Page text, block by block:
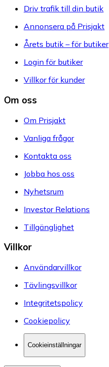
Driv trafik till din butik
Annonsera på Prisjakt
Årets butik – för butiker
Login för butiker
Villkor för kunder
Om oss
Om Prisjakt
Vanliga frågor
Kontakta oss
Jobba hos oss
Nyhetsrum
Investor Relations
Tillgänglighet
Villkor
Användarvillkor
Tävlingsvillkor
Integritetspolicy
Cookiepolicy
Cookieinställningar